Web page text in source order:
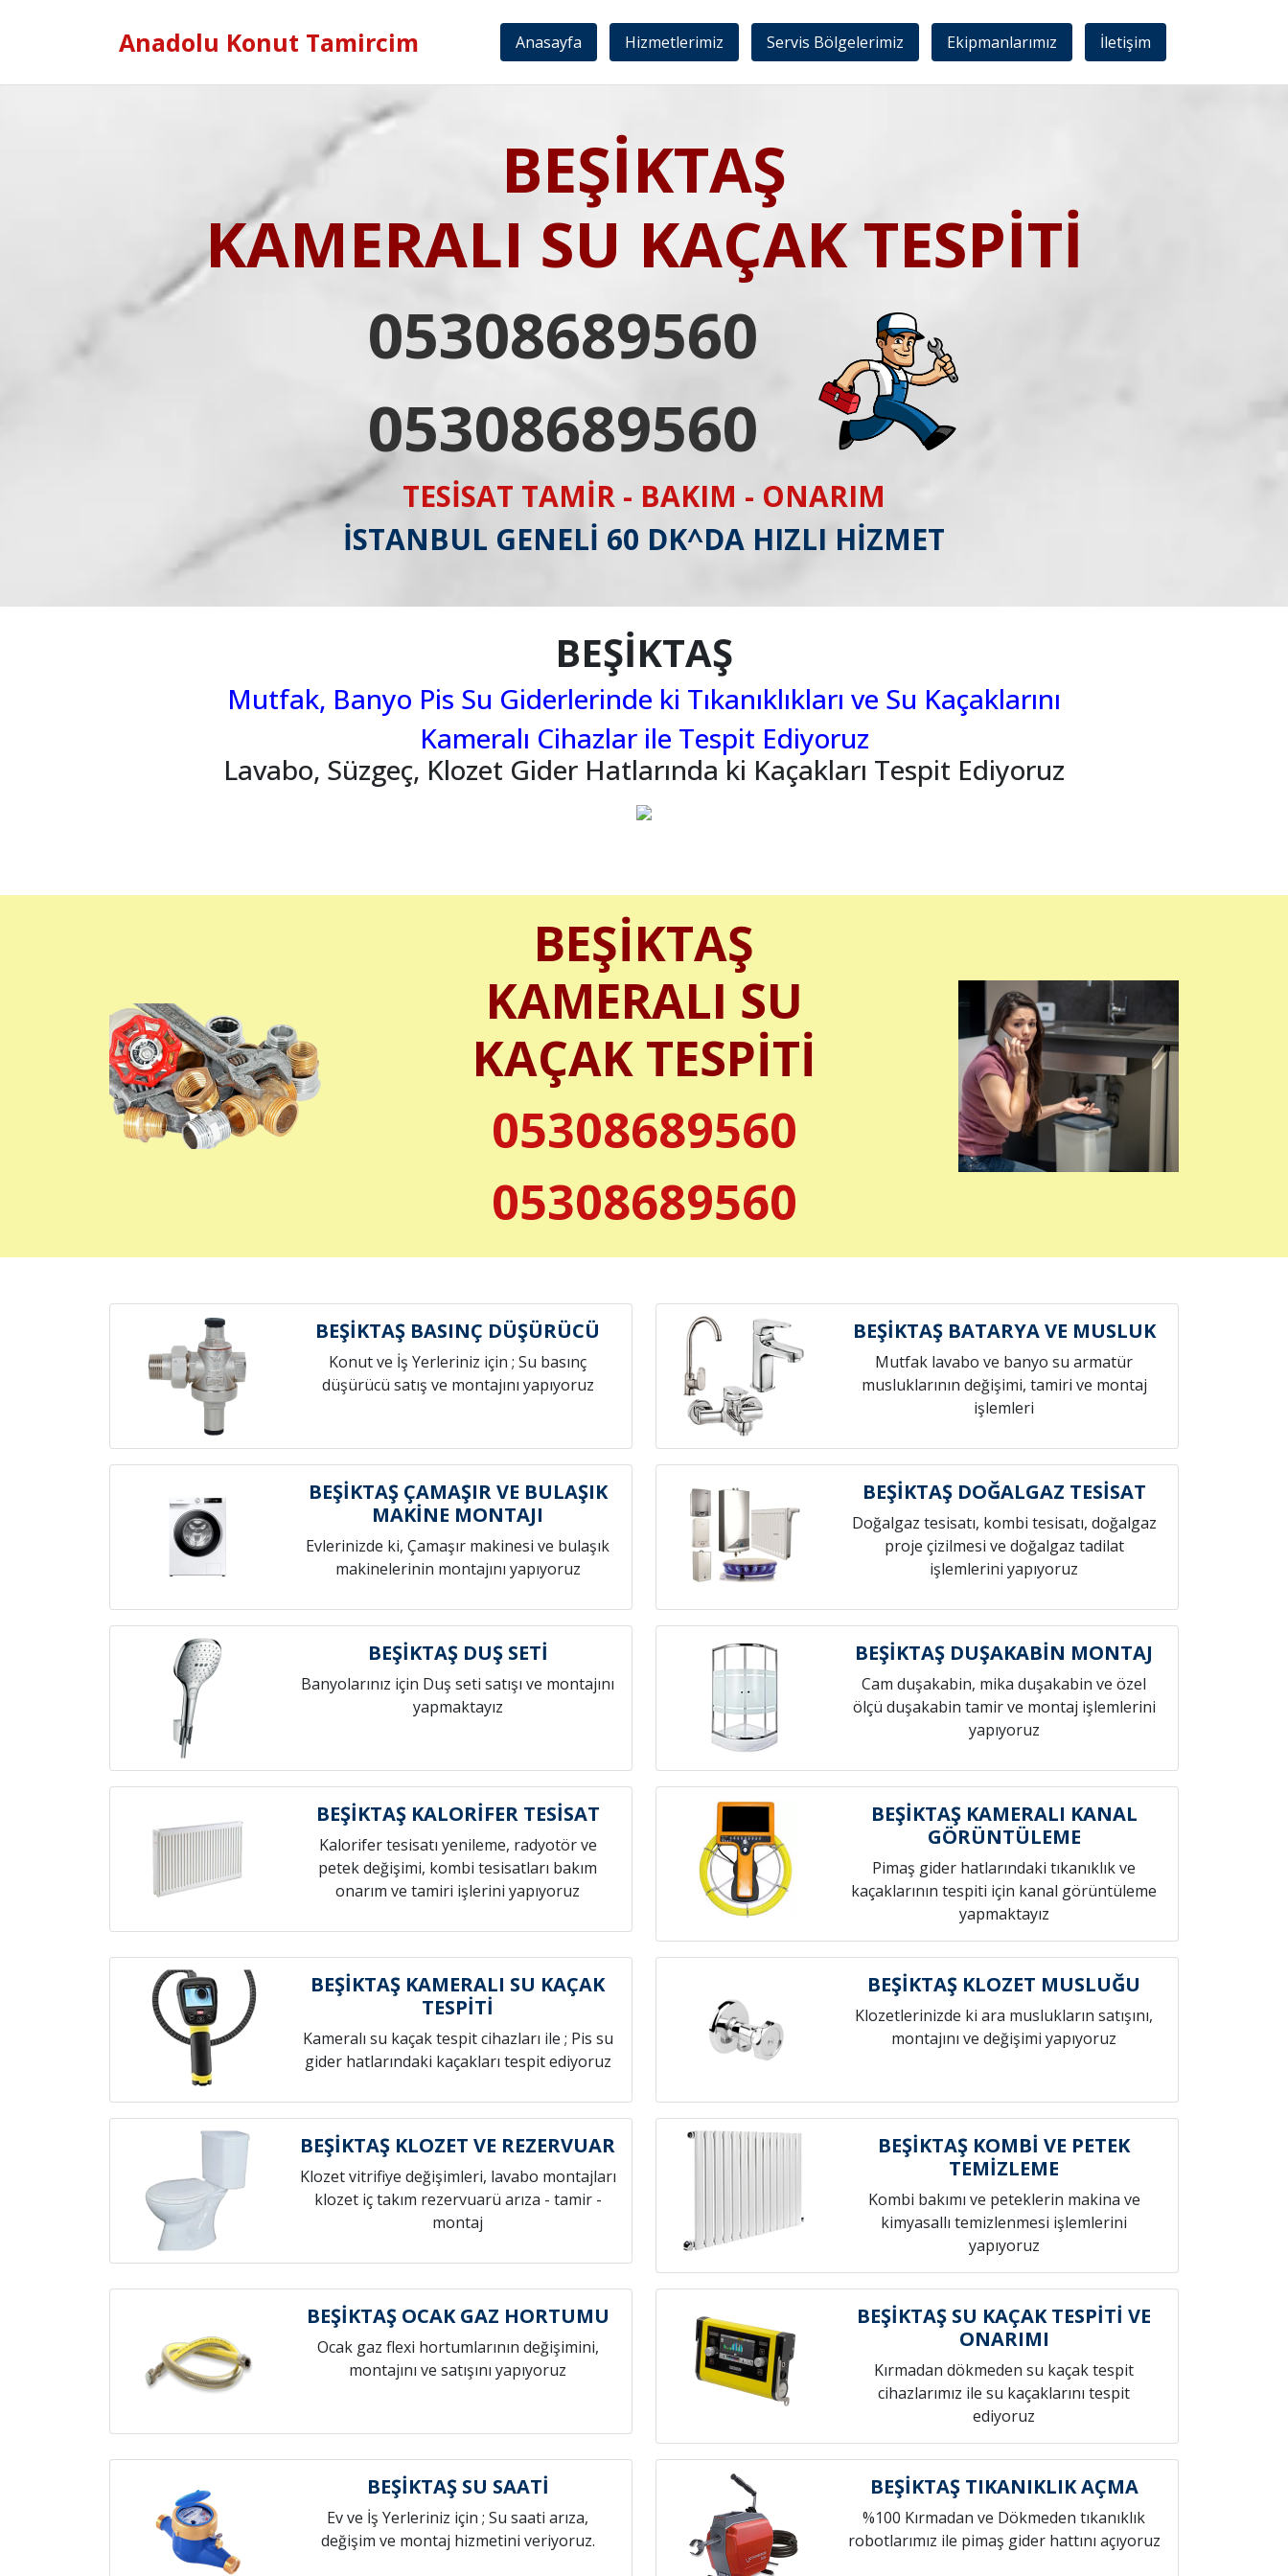
Anadolu Konut Tamircim Anasayfa Hizmetlerimiz Servis Bölgelerimiz Ekipmanlarımız İletişim
BEŞİKTAŞ
KAMERALI SU KAÇAK TESPİTİ
05308689560
05308689560
TESİSAT TAMİR - BAKIM - ONARIM
İSTANBUL GENELİ 60 DK^DA HIZLI HİZMET
BEŞİKTAŞ
Mutfak, Banyo Pis Su Giderlerinde ki Tıkanıklıkları ve Su Kaçaklarını
Kameralı Cihazlar ile Tespit Ediyoruz
Lavabo, Süzgeç, Klozet Gider Hatlarında ki Kaçakları Tespit Ediyoruz
BEŞİKTAŞ
KAMERALI SU
KAÇAK TESPİTİ
05308689560
05308689560
BEŞİKTAŞ BASINÇ DÜŞÜRÜCÜ
Konut ve İş Yerleriniz için ; Su basınç
düşürücü satış ve montajını yapıyoruz
BEŞİKTAŞ BATARYA VE MUSLUK
Mutfak lavabo ve banyo su armatür
musluklarının değişimi, tamiri ve montaj
işlemleri
BEŞİKTAŞ ÇAMAŞIR VE BULAŞIK
MAKİNE MONTAJI
Evlerinizde ki, Çamaşır makinesi ve bulaşık
makinelerinin montajını yapıyoruz
BEŞİKTAŞ DOĞALGAZ TESİSAT
Doğalgaz tesisatı, kombi tesisatı, doğalgaz
proje çizilmesi ve doğalgaz tadilat
işlemlerini yapıyoruz
BEŞİKTAŞ DUŞ SETİ
Banyolarınız için Duş seti satışı ve montajını
yapmaktayız
BEŞİKTAŞ DUŞAKABİN MONTAJ
Cam duşakabin, mika duşakabin ve özel
ölçü duşakabin tamir ve montaj işlemlerini
yapıyoruz
BEŞİKTAŞ KALORİFER TESİSAT
Kalorifer tesisatı yenileme, radyotör ve
petek değişimi, kombi tesisatları bakım
onarım ve tamiri işlerini yapıyoruz
BEŞİKTAŞ KAMERALI KANAL
GÖRÜNTÜLEME
Pimaş gider hatlarındaki tıkanıklık ve
kaçaklarının tespiti için kanal görüntüleme
yapmaktayız
BEŞİKTAŞ KAMERALI SU KAÇAK
TESPİTİ
Kameralı su kaçak tespit cihazları ile ; Pis su
gider hatlarındaki kaçakları tespit ediyoruz
BEŞİKTAŞ KLOZET MUSLUĞU
Klozetlerinizde ki ara muslukların satışını,
montajını ve değişimi yapıyoruz
BEŞİKTAŞ KLOZET VE REZERVUAR
Klozet vitrifiye değişimleri, lavabo montajları
klozet iç takım rezervuarü arıza - tamir -
montaj
BEŞİKTAŞ KOMBİ VE PETEK
TEMİZLEME
Kombi bakımı ve peteklerin makina ve
kimyasallı temizlenmesi işlemlerini
yapıyoruz
BEŞİKTAŞ OCAK GAZ HORTUMU
Ocak gaz flexi hortumlarının değişimini,
montajını ve satışını yapıyoruz
BEŞİKTAŞ SU KAÇAK TESPİTİ VE
ONARIMI
Kırmadan dökmeden su kaçak tespit
cihazlarımız ile su kaçaklarını tespit
ediyoruz
BEŞİKTAŞ SU SAATİ
Ev ve İş Yerleriniz için ; Su saati arıza,
değişim ve montaj hizmetini veriyoruz.
BEŞİKTAŞ TIKANIKLIK AÇMA
%100 Kırmadan ve Dökmeden tıkanıklık
robotlarımız ile pimaş gider hattını açıyoruz